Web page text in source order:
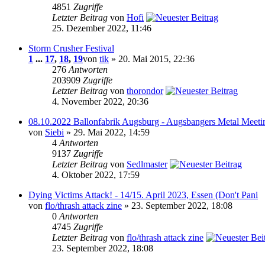
4851 Zugriffe
Letzter Beitrag von Hofi
25. Dezember 2022, 11:46
Storm Crusher Festival
1 ... 17, 18, 19von tik » 20. Mai 2015, 22:36
276 Antworten
203909 Zugriffe
Letzter Beitrag von thorondor
4. November 2022, 20:36
08.10.2022 Ballonfabrik Augsburg - Augsbangers Metal
von Siebi » 29. Mai 2022, 14:59
4 Antworten
9137 Zugriffe
Letzter Beitrag von Sedlmaster
4. Oktober 2022, 17:59
Dying Victims Attack! - 14/15. April 2023, Essen (Don't Pani
von flo/thrash attack zine » 23. September 2022, 18:08
0 Antworten
4745 Zugriffe
Letzter Beitrag von flo/thrash attack zine
23. September 2022, 18:08